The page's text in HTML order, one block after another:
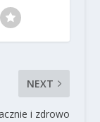
NEXT
i zdrowo